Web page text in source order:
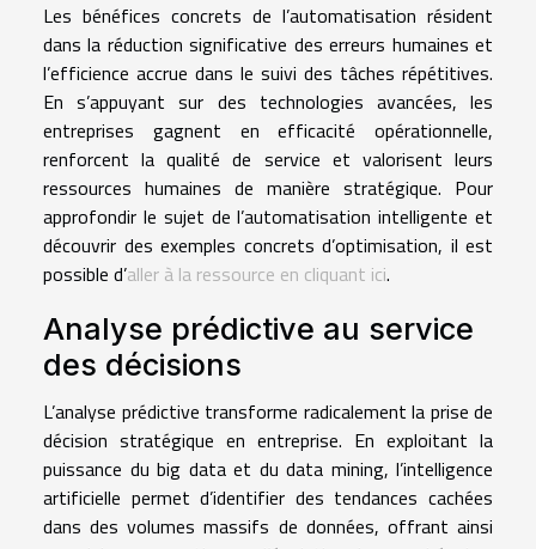
Les bénéfices concrets de l’automatisation résident
dans la réduction significative des erreurs humaines et
l’efficience accrue dans le suivi des tâches répétitives.
En s’appuyant sur des technologies avancées, les
entreprises gagnent en efficacité opérationnelle,
renforcent la qualité de service et valorisent leurs
ressources humaines de manière stratégique. Pour
approfondir le sujet de l’automatisation intelligente et
découvrir des exemples concrets d’optimisation, il est
possible d’aller à la ressource en cliquant ici.
Analyse prédictive au service
des décisions
L’analyse prédictive transforme radicalement la prise de
décision stratégique en entreprise. En exploitant la
puissance du big data et du data mining, l’intelligence
artificielle permet d’identifier des tendances cachées
dans des volumes massifs de données, offrant ainsi